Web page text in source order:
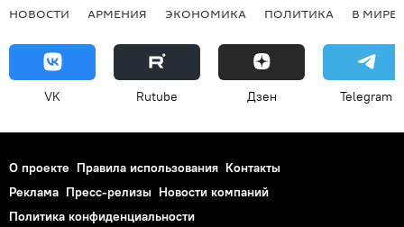
НОВОСТИ АРМЕНИЯ ЭКОНОМИКА ПОЛИТИКА В МИРЕ
VK Rutube Дзен Telegram
О проекте Правила использования Контакты
Реклама Пресс-релизы Новости компаний
Политика конфиденциальности